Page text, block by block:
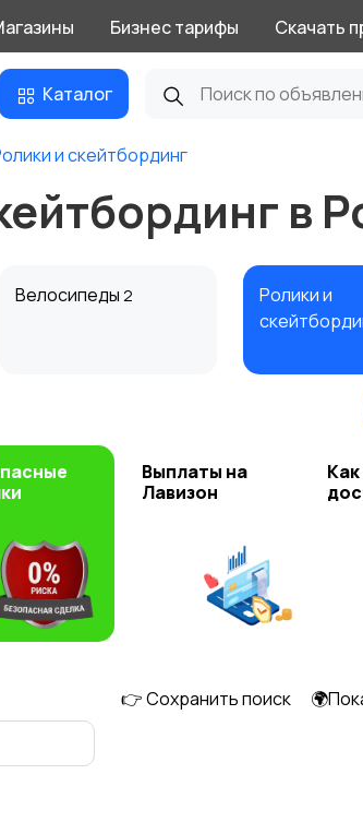
Бизнес тарифы Скачать
Каталог
и скейтбординг
в
Велосипеды 2
Ролики и
Игры с
Спортивное питание
Выплаты на
Лавизон
👉 Сохранить поиск